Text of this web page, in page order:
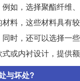
如，选择聚酯纤维
料，这些材料具有
时，还可以选择一
或内衬设计，提供额
与坏处?